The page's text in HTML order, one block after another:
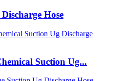
Hose
Suction Ug...